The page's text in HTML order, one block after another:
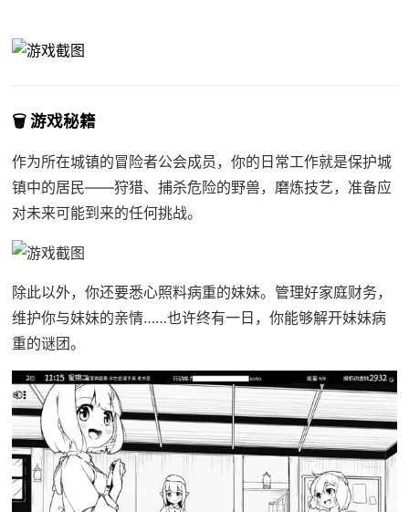
🗑️ 游戏秘籍
作为所在城镇的冒险者公会成员，你的日常工作就是保护城
镇中的居民——狩猎、捕杀危险的野兽，磨炼技艺，准备应
对未来可能到来的任何挑战。
除此以外，你还要悉心照料病重的妹妹。管理好家庭财务，
维护你与妹妹的亲情……也许终有一日，你能够解开妹妹病
重的谜团。